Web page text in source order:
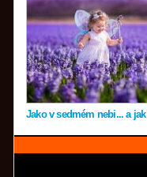
Jako v sedmém nebi... a